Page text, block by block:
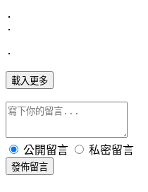
載入更多
公開留言 私密留言
發佈留言